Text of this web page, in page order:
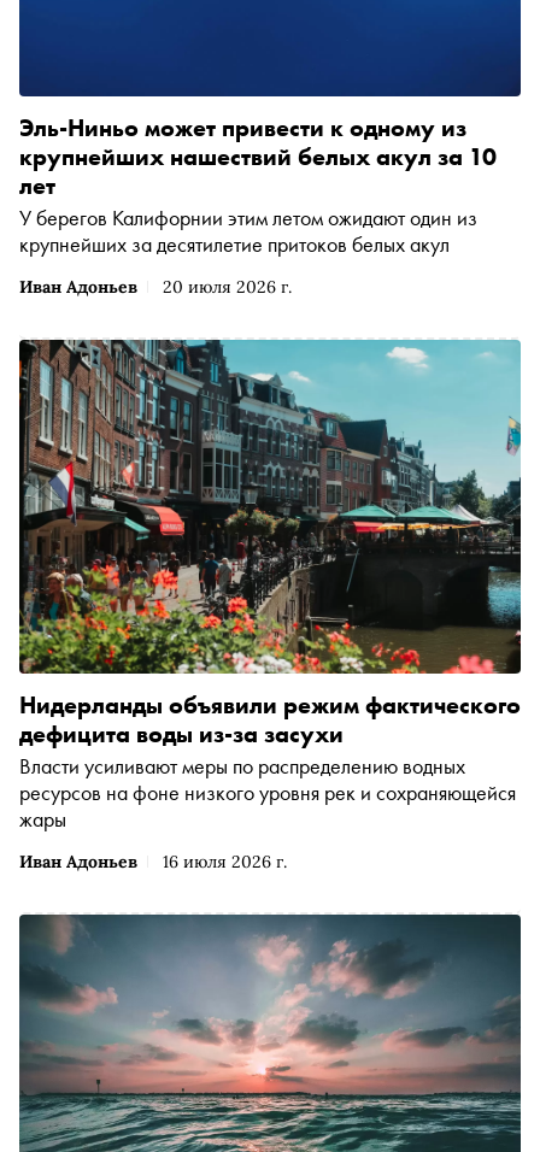
Иван Адоньев 20 июля 2026 г.
Эль-Ниньо может привести к одному из
крупнейших нашествий белых акул за 10
лет
У берегов Калифорнии этим летом ожидают один из
крупнейших за десятилетие притоков белых акул
Иван Адоньев 16 июля 2026 г.
Нидерланды объявили режим фактического
дефицита воды из-за засухи
Власти усиливают меры по распределению водных
ресурсов на фоне низкого уровня рек и сохраняющейся
жары